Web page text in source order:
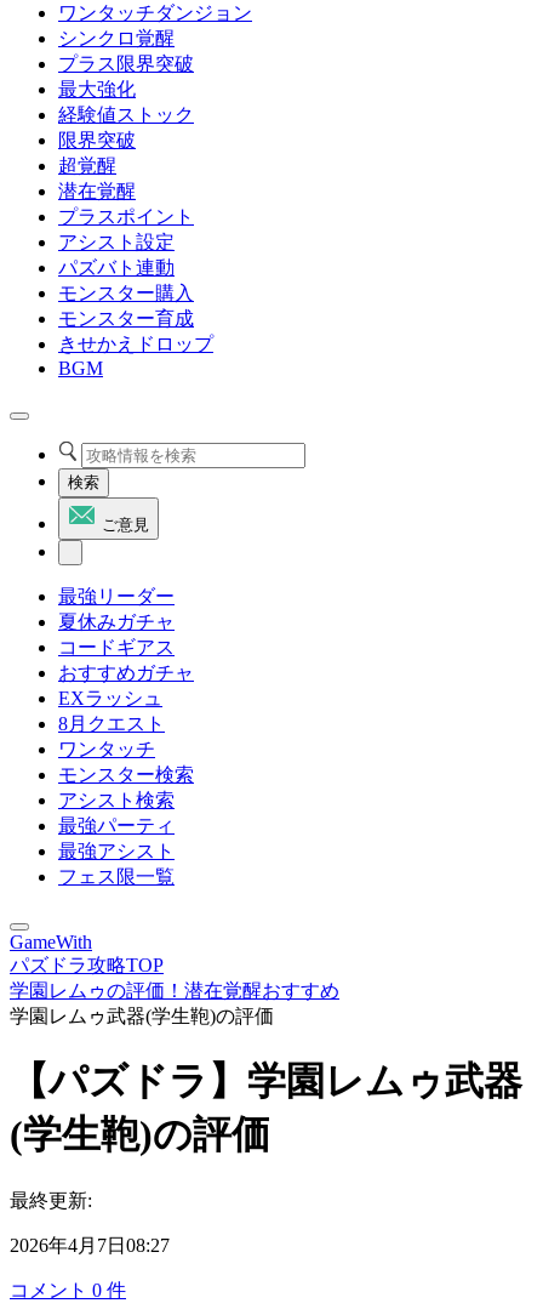
ワンタッチダンジョン
シンクロ覚醒
プラス限界突破
最大強化
経験値ストック
限界突破
超覚醒
潜在覚醒
プラスポイント
アシスト設定
パズバト連動
モンスター購入
モンスター育成
きせかえドロップ
BGM
検索
ご意見
最強リーダー
夏休みガチャ
コードギアス
おすすめガチャ
EXラッシュ
8月クエスト
ワンタッチ
モンスター検索
アシスト検索
最強パーティ
最強アシスト
フェス限一覧
GameWith
パズドラ攻略TOP
学園レムゥの評価！潜在覚醒おすすめ
学園レムゥ武器(学生鞄)の評価
【パズドラ】学園レムゥ武器
(学生鞄)の評価
最終更新:
2026年4月7日08:27
コメント 0 件